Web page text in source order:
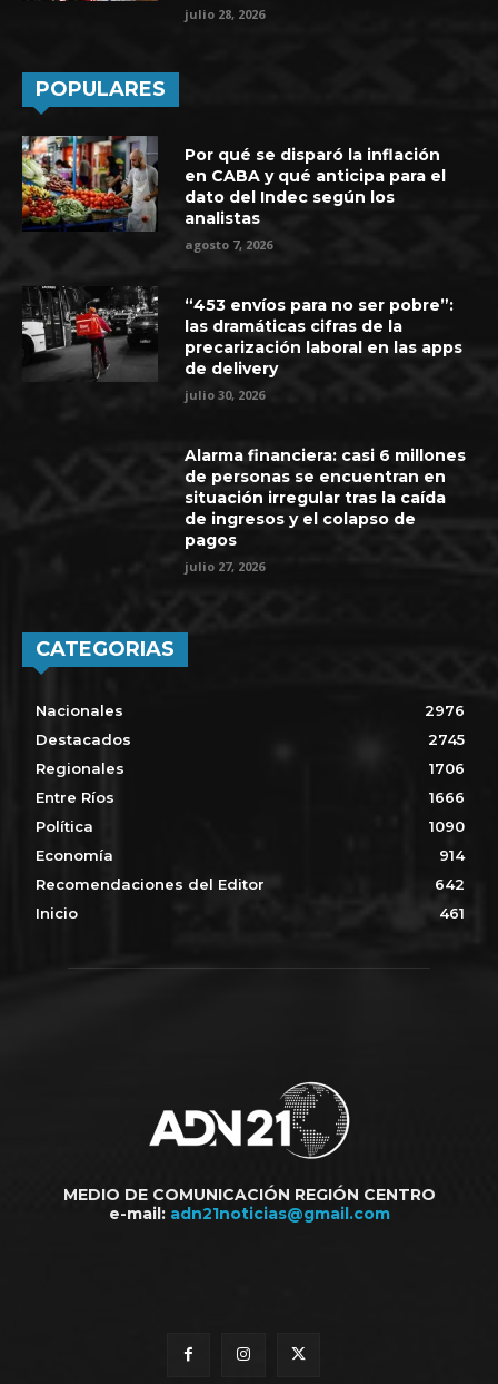
julio 28, 2026
POPULARES
Por qué se disparó la inflación
en CABA y qué anticipa para el
dato del Indec según los
analistas
agosto 7, 2026
“453 envíos para no ser pobre”:
las dramáticas cifras de la
precarización laboral en las apps
de delivery
julio 30, 2026
Alarma financiera: casi 6 millones
de personas se encuentran en
situación irregular tras la caída
de ingresos y el colapso de
pagos
julio 27, 2026
CATEGORIAS
Nacionales
2976
Destacados
2745
Regionales
1706
Entre Ríos
1666
Política
1090
Economía
914
Recomendaciones del Editor
642
Inicio
461
MEDIO DE COMUNICACIÓN REGIÓN CENTRO
e-mail: adn21noticias@gmail.com